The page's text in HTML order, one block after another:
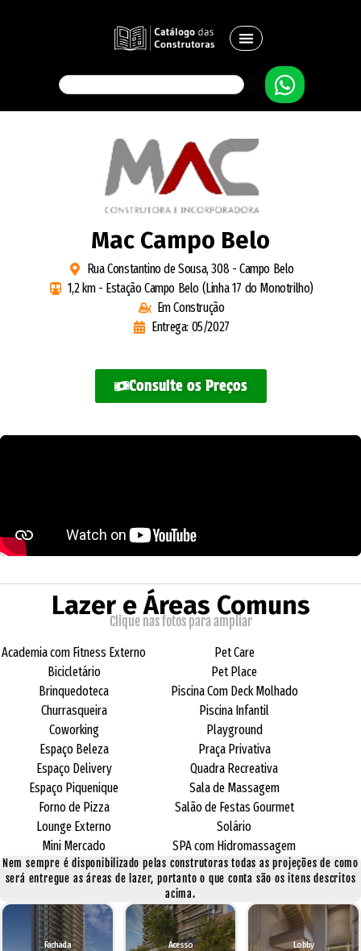
Mac Campo Belo
Rua Constantino de Sousa, 308 - Campo Belo
1,2 km - Estação Campo Belo (Linha 17 do Monotrilho)
Em Construção
Entrega: 05/2027
Consulte os Preços
Lazer e Áreas Comuns
Clique nas fotos para ampliar
Academia com Fitness Externo
Bicicletário
Brinquedoteca
Churrasqueira
Coworking
Espaço Beleza
Espaço Delivery
Espaço Piquenique
Forno de Pizza
Lounge Externo
Mini Mercado
Pet Care
Pet Place
Piscina Com Deck Molhado
Piscina Infantil
Playground
Praça Privativa
Quadra Recreativa
Sala de Massagem
Salão de Festas Gourmet
Solário
SPA com Hidromassagem
Nem sempre é disponibilizado pelas construtoras todas as projeções de como
será entregue as áreas de lazer, portanto o que conta são os itens descritos
acima.
Fachada Acesso Lobby